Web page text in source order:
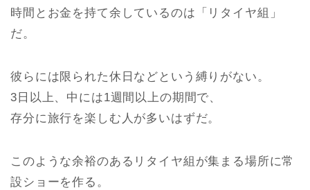
時間とお金を持て余しているのは「リタイヤ組」
だ。
彼らには限られた休日などという縛りがない。
3日以上、中には1週間以上の期間で、
存分に旅行を楽しむ人が多いはずだ。
このような余裕のあるリタイヤ組が集まる場所に常
設ショーを作る。